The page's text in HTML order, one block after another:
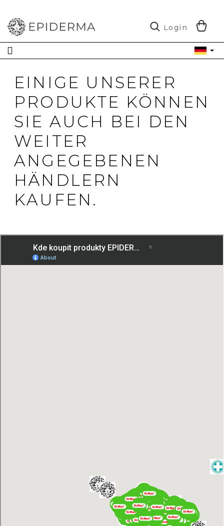
springen
Login
EINIGE UNSERER
PRODUKTE KÖNNEN
SIE AUCH BEI DEN
WEITER
ANGEGEBENEN
HÄNDLERN
KAUFEN.